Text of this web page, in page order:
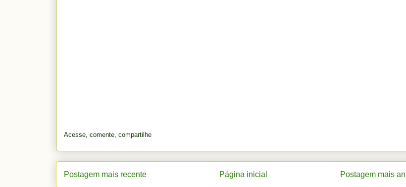
Acesse, comente, compartilhe
Postagem mais recente Postagem mais
Página inicial